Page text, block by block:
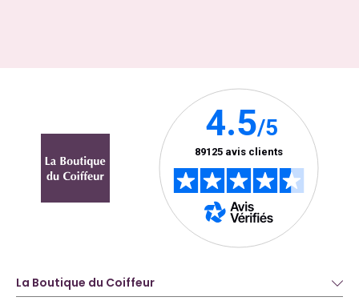
La Boutique du Coiffeur